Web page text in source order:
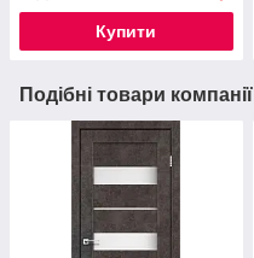
Купити
Подібні товари компанії